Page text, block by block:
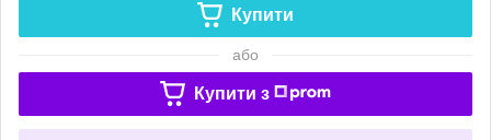
Купити
або
Купити з